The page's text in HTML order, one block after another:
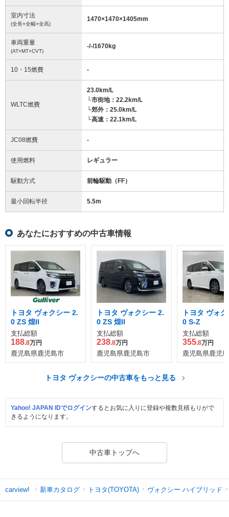
室内寸法
(全長×全幅×全高)
1470×1470×1405mm
車両重量
(AT×MT×CVT)
-/-/1670kg
10・15燃費 -
WLTC燃費
23.0km/L
└市街地：22.2km/L
└郊外：25.0km/L
└高速：22.1km/L
JC08燃費 -
使用燃料 レギュラー
駆動方式 前輪駆動（FF）
最小回転半径 5.5m
あなたにおすすめの中古車情報
トヨタ ヴォクシー 2.
0 ZS 煌II
支払総額
188.8万円
鹿児島県鹿児島市
トヨタ ヴォクシー 2.
0 ZS 煌II
支払総額
238.8万円
鹿児島県鹿児島市
トヨタ ヴォ
0 S-Z
支払総額
355.8万円
鹿児島県鹿児
トヨタ ヴォクシーの中古車をもっと見る
Yahoo! JAPAN IDでログインするとお気に入りに登録や複数見積もりがで
きるようになります。
中古車トップへ
carview! 新車カタログ トヨタ(TOYOTA) ヴォクシー ハイブリッド